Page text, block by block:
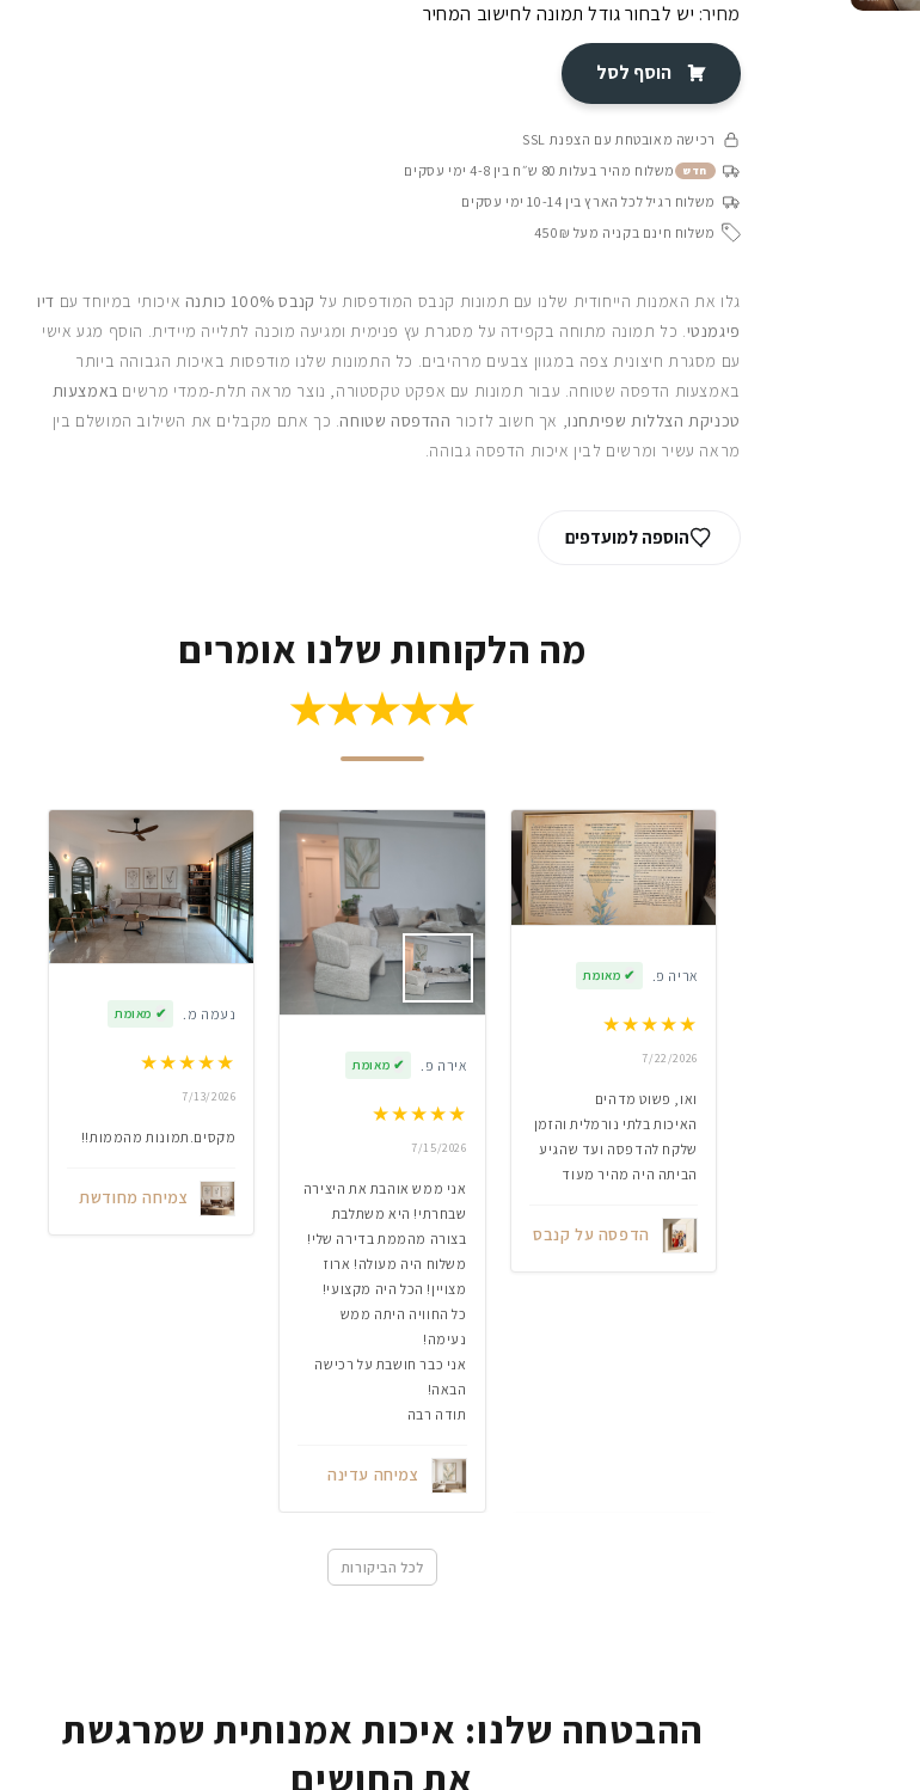
מחיר: יש לבחור גודל תמונה לחישוב המחיר
הוסף לסל
רכישה מאובטחת עם הצפנת SSL
חדש משלוח מהיר בעלות 80 ש״ח בין 4-8 ימי עסקים
משלוח רגיל לכל הארץ בין 10-14 ימי עסקים
משלוח חינם בקניה מעל 450₪
גלו את האמנות הייחודית שלנו עם תמונות קנבס המודפסות על קנבס 100% כותנה איכותי במיוחד עם דיו
פיגמנטי. כל תמונה מתוחה בקפידה על מסגרת עץ פנימית ומגיעה מוכנה לתלייה מיידית. הוסף מגע אישי
עם מסגרת חיצונית צפה במגוון צבעים מרהיבים. כל התמונות שלנו מודפסות באיכות הגבוהה ביותר
באמצעות הדפסה שטוחה. עבור תמונות עם אפקט טקסטורה, נוצר מראה תלת-ממדי מרשים באמצעות
טכניקת הצללות שפיתחנו, אך חשוב לזכור ההדפסה שטוחה. כך אתם מקבלים את השילוב המושלם בין
מראה עשיר ומרשים לבין איכות הדפסה גבוהה.
הוספה למועדפים
מה הלקוחות שלנו אומרים
★★★★★
אריה פ. ✔ מאומת
★★★★★
7/22/2026
ואו, פשוט מדהים
האיכות בלתי נורמלית והזמן
שלקח להדפסה ועד שהגיע
הביתה היה מהיר מעוד
הדפסה על קנבס
אירה פ. ✔ מאומת
★★★★★
7/15/2026
אני ממש אוהבת את היצירה
שבחרתי! היא משתלבת
בצורה מהממת בדירה שלי!
משלוח היה מעולה! ארוז
מצויין! הכל היה מקצועי!
כל החוויה היתה ממש
נעימה!
אני כבר חושבת על רכישה
הבאה!
תודה רבה
צמיחה עדינה
נעמה מ. ✔ מאומת
★★★★★
7/13/2026
מקסים.תמונות מהממות!!
צמיחה מחודשת
לכל הביקורות
ההבטחה שלנו: איכות אמנותית שמרגשת
את החושים